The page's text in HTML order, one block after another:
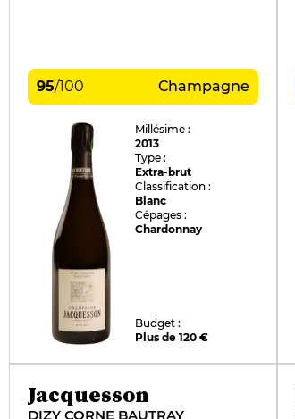
95/100 Champagne
Millésime :
2013
Type :
Extra-brut
Classification :
Blanc
Cépages :
Chardonnay
Budget :
Plus de 120 €
Jacquesson
DIZY CORNE BAUTRAY